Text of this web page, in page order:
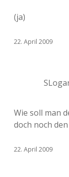
(ja)
22. April 2009
Wie soll man
doch noch
22. April 2009